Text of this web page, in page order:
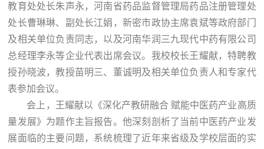
教育处处长朱声永，河南省药品监督管理局药品注册管理处
处长曹琳琳、副处长江娟，新密市政协主席袁斌等政府部门
及相关单位负责同志，以及河南华润三九现代中药有限公司
总经理李永等企业代表出席会议。我校校长王耀献，特聘教
授孙晓波，教授苗明三、董诚明及相关单位负责人和专家代
表参加会议。
会上，王耀献以《深化产教研融合 赋能中医药产业高质
量发展》为题作主旨报告。他深刻剖析了当前中医药产业发
展面临的主要问题，系统梳理了近年来省级及学校层面的实